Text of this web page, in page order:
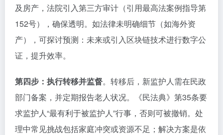
及房产，法院引入第三方审计（引用最高法案例指导第
152号），确保透明。如法律未明确细节（如海外资
产），可探讨预测：未来或引入区块链技术进行数字公
证，提升效率。
第四步：执行转移并监督。转移后，新监护人需在民政
部门备案，并定期报告老人状况。《民法典》第35条要
求监护人“最有利于被监护人”行事，否则可被撤销。处
理中常见挑战包括家庭冲突或资源不足；解决方案是依